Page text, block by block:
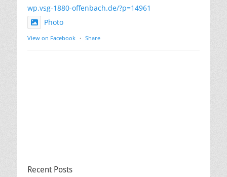
wp.vsg-1880-offenbach.de/?p=14961
Photo
View on Facebook · Share
Recent Posts